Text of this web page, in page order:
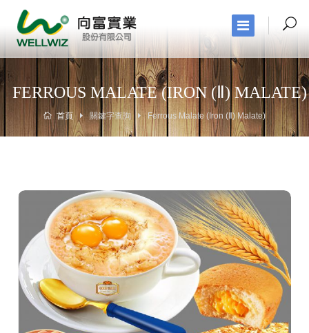
FERROUS MALATE (IRON (Ⅱ) MALATE)
首頁 關鍵字查詢 Ferrous Malate (Iron (Ⅱ) Malate)